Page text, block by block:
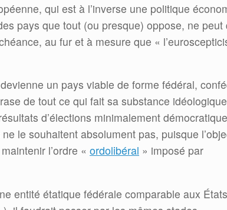
qui est à l’inverse une politique
pays que tout (ou presque) oppose, ne peut
au fur et à mesure que «
un pays viable de forme fédéral,
de tout ce qui fait sa substance
d’élections minimalement
le souhaitent absolument pas, puisque
l’ordre « ordolibéral » imposé par
entité étatique fédérale comparable aux